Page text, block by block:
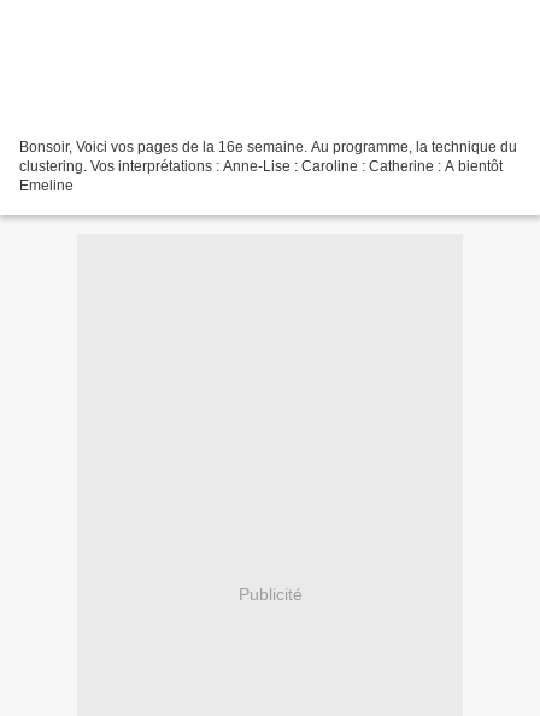
Bonsoir, Voici vos pages de la 16e semaine. Au programme, la technique du
clustering. Vos interprétations : Anne-Lise : Caroline : Catherine : A bientôt
Emeline
Publicité